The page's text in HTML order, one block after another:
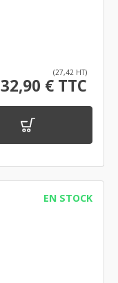
(27,42 HT)
32,90 € TTC
EN STOCK